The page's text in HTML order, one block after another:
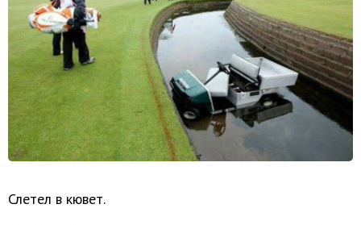
Слетел в кювет.